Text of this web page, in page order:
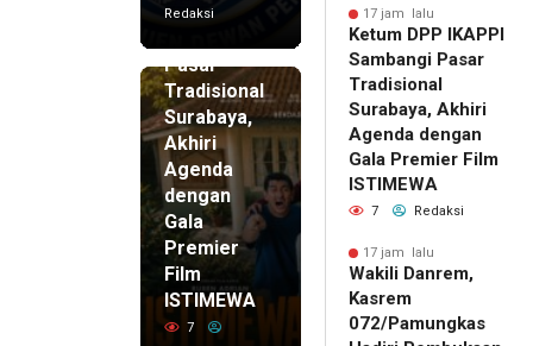
Redaksi
IKAPPI
Pasar
Tradisional
Surabaya,
Akhiri
Agenda
dengan
Gala
Premier
Film
ISTIMEWA
7
17 jam lalu
Ketum DPP IKAPPI
Sambangi Pasar
Tradisional
Surabaya, Akhiri
Agenda dengan
Gala Premier Film
ISTIMEWA
7 Redaksi
17 jam lalu
Wakili Danrem,
Kasrem
072/Pamungkas